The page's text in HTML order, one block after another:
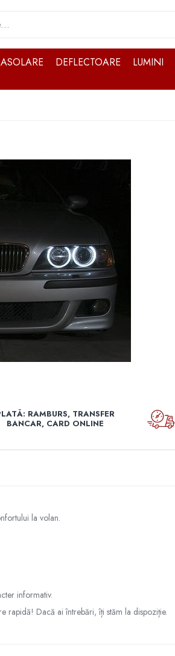
DEFLECTOARE LUMINI
RAMBURS, TRANSFER
BANCAR, CARD ONLINE
la volan.
informativ.
rapidă! Dacă ai întrebări, îți stăm la dispoziție.